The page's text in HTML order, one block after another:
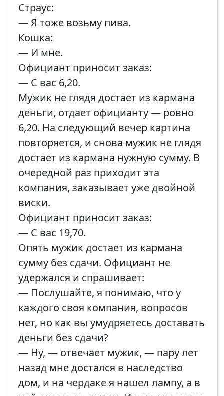
Страус:
— Я тоже возьму пива.
Кошка:
— И мне.
Официант приносит заказ:
— С вас 6,20.
Мужик не глядя достает из кармана
деньги, отдает официанту — ровно
6,20. На следующий вечер картина
повторяется, и снова мужик не глядя
достает из кармана нужную сумму. В
очередной раз приходит эта
компания, заказывает уже двойной
виски.
Официант приносит заказ:
— С вас 19,70.
Опять мужик достает из кармана
сумму без сдачи. Официант не
удержался и спрашивает:
— Послушайте, я понимаю, что у
каждого своя компания, вопросов
нет, но как вы умудряетесь доставать
деньги без сдачи?
— Ну, — отвечает мужик, — пару лет
назад мне достался в наследство
дом, и на чердаке я нашел лампу, а в